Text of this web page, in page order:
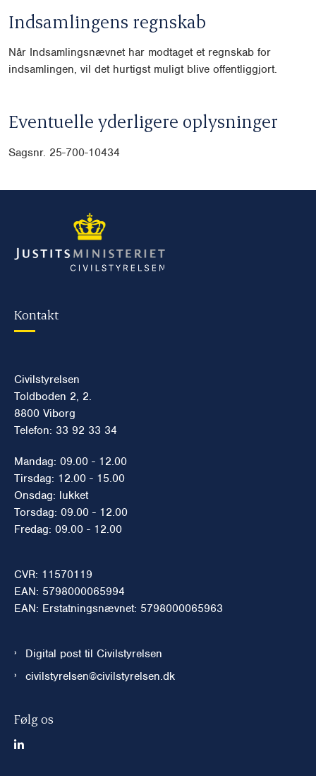
Indsamlingens regnskab
Når Indsamlingsnævnet har modtaget et regnskab for
indsamlingen, vil det hurtigst muligt blive offentliggjort.
Eventuelle yderligere oplysninger
Sagsnr. 25-700-10434
Kontakt
Civilstyrelsen
Toldboden 2, 2.
8800 Viborg
Telefon: 33 92 33 34
Mandag: 09.00 - 12.00
Tirsdag: 12.00 - 15.00
Onsdag: lukket
Torsdag: 09.00 - 12.00
Fredag: 09.00 - 12.00
CVR: 11570119
EAN: 5798000065994
EAN: Erstatningsnævnet: 5798000065963
Digital post til Civilstyrelsen
civilstyrelsen@civilstyrelsen.dk
Følg os